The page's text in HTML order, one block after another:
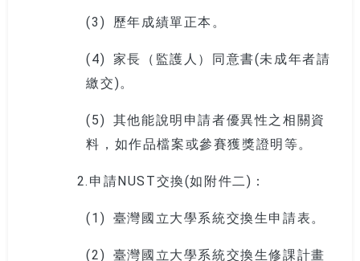
(3) 歷年成績單正本。
(4)
家長（監護人）同意書(未成年者請
繳交)。
(5)
其他能說明申請者優異性之相關資
料，如作品檔案或參賽獲獎證明等。
2.申請NUST交換(如附件二)：
(1) 臺灣國立大學系統交換生申請表。
(2)
臺灣國立大學系統交換生修課計畫